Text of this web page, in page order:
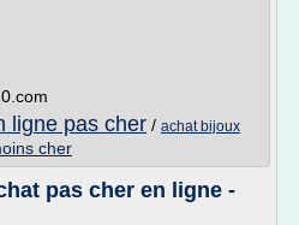
ligne pas cher / achat bijoux
cher
pas cher en ligne -